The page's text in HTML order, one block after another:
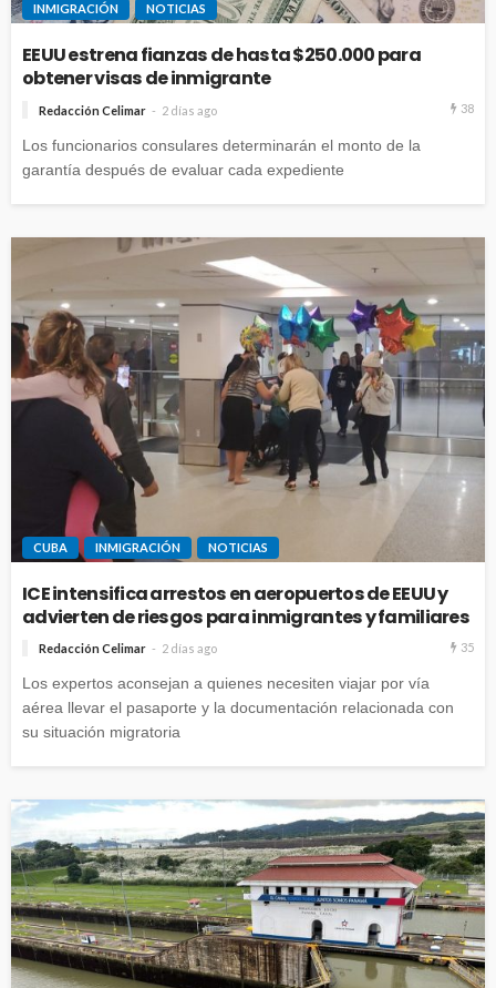
INMIGRACIÓN NOTICIAS
EEUU estrena fianzas de hasta $250.000 para
obtener visas de inmigrante
Redacción Celimar 2 días ago 38
Los funcionarios consulares determinarán el monto de la
garantía después de evaluar cada expediente
CUBA INMIGRACIÓN NOTICIAS
ICE intensifica arrestos en aeropuertos de EEUU y
advierten de riesgos para inmigrantes y familiares
Redacción Celimar 2 días ago 35
Los expertos aconsejan a quienes necesiten viajar por vía
aérea llevar el pasaporte y la documentación relacionada con
su situación migratoria